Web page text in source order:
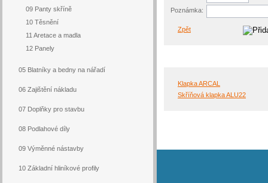
09 Panty skříně
10 Těsnění
11 Aretace a madla
12 Panely
05 Blatníky a bedny na nářadí
06 Zajištění nákladu
07 Doplňky pro stavbu
08 Podlahové díly
09 Výměnné nástavby
10 Základní hliníkové profily
Poznámka:
Zpět
Klapka ARCAL
Skříňová klapka ALU22